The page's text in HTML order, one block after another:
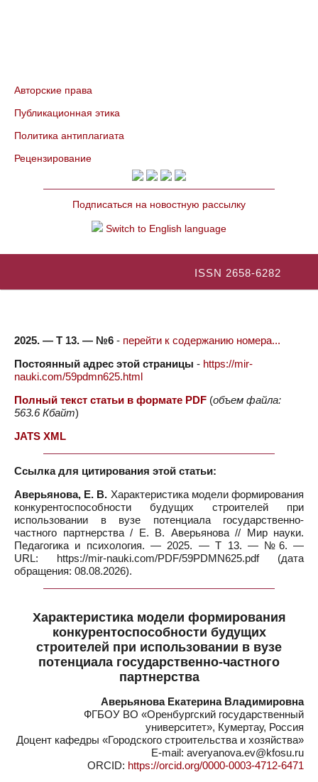
Авторские права
Публикационная этика
Политика антиплагиата
Рецензирование
Подписаться на новостную рассылку
Switch to English language
ISSN 2658-6282
2025. — Т 13. — №6 - перейти к содержанию номера...
Постоянный адрес этой страницы - https://mir-
nauki.com/59pdmn625.html
Полный текст статьи в формате PDF (объем файла:
563.6 Кбайт)
JATS XML
Ссылка для цитирования этой статьи:
Аверьянова, Е. В. Характеристика модели формирования
конкурентоспособности будущих строителей при
использовании в вузе потенциала государственно-
частного партнерства / Е. В. Аверьянова // Мир науки.
Педагогика и психология. — 2025. — Т 13. — №6. —
URL: https://mir-nauki.com/PDF/59PDMN625.pdf (дата
обращения: 08.08.2026).
Характеристика модели формирования
конкурентоспособности будущих
строителей при использовании в вузе
потенциала государственно-частного
партнерства
Аверьянова Екатерина Владимировна
ФГБОУ ВО «Оренбургский государственный
университет», Кумертау, Россия
Доцент кафедры «Городского строительства и хозяйства»
E-mail: averyanova.ev@kfosu.ru
ORCID: https://orcid.org/0000-0003-4712-6471